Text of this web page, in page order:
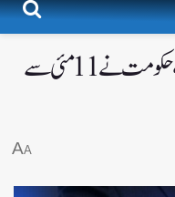
تمام سب رجسٹرار دفاتر اب پیپر لیس ، حکومت نے 11 مئی سے
A
A